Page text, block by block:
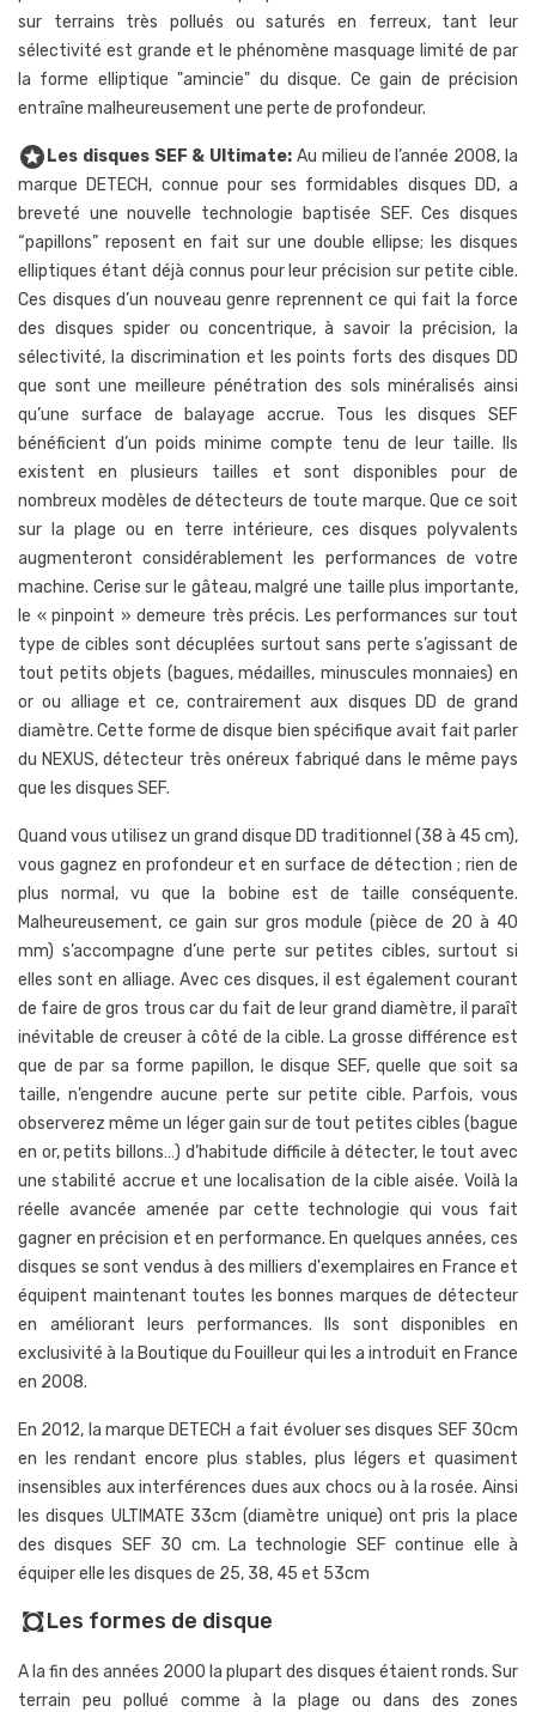
sur terrains très pollués ou saturés en ferreux, tant leur
sélectivité est grande et le phénomène masquage limité de par
la forme elliptique "amincie" du disque. Ce gain de précision
entraîne malheureusement une perte de profondeur.
stars Les disques SEF & Ultimate: Au milieu de l’année 2008, la
marque DETECH, connue pour ses formidables disques DD, a
breveté une nouvelle technologie baptisée SEF. Ces disques
“papillons” reposent en fait sur une double ellipse; les disques
elliptiques étant déjà connus pour leur précision sur petite cible.
Ces disques d’un nouveau genre reprennent ce qui fait la force
des disques spider ou concentrique, à savoir la précision, la
sélectivité, la discrimination et les points forts des disques DD
que sont une meilleure pénétration des sols minéralisés ainsi
qu’une surface de balayage accrue. Tous les disques SEF
bénéficient d’un poids minime compte tenu de leur taille. Ils
existent en plusieurs tailles et sont disponibles pour de
nombreux modèles de détecteurs de toute marque. Que ce soit
sur la plage ou en terre intérieure, ces disques polyvalents
augmenteront considérablement les performances de votre
machine. Cerise sur le gâteau, malgré une taille plus importante,
le « pinpoint » demeure très précis. Les performances sur tout
type de cibles sont décuplées surtout sans perte s’agissant de
tout petits objets (bagues, médailles, minuscules monnaies) en
or ou alliage et ce, contrairement aux disques DD de grand
diamètre. Cette forme de disque bien spécifique avait fait parler
du NEXUS, détecteur très onéreux fabriqué dans le même pays
que les disques SEF.
Quand vous utilisez un grand disque DD traditionnel (38 à 45 cm),
vous gagnez en profondeur et en surface de détection ; rien de
plus normal, vu que la bobine est de taille conséquente.
Malheureusement, ce gain sur gros module (pièce de 20 à 40
mm) s’accompagne d’une perte sur petites cibles, surtout si
elles sont en alliage. Avec ces disques, il est également courant
de faire de gros trous car du fait de leur grand diamètre, il paraît
inévitable de creuser à côté de la cible. La grosse différence est
que de par sa forme papillon, le disque SEF, quelle que soit sa
taille, n’engendre aucune perte sur petite cible. Parfois, vous
observerez même un léger gain sur de tout petites cibles (bague
en or, petits billons…) d’habitude difficile à détecter, le tout avec
une stabilité accrue et une localisation de la cible aisée. Voilà la
réelle avancée amenée par cette technologie qui vous fait
gagner en précision et en performance. En quelques années, ces
disques se sont vendus à des milliers d'exemplaires en France et
équipent maintenant toutes les bonnes marques de détecteur
en améliorant leurs performances. Ils sont disponibles en
exclusivité à la Boutique du Fouilleur qui les a introduit en France
en 2008.
En 2012, la marque DETECH a fait évoluer ses disques SEF 30cm
en les rendant encore plus stables, plus légers et quasiment
insensibles aux interférences dues aux chocs ou à la rosée. Ainsi
les disques ULTIMATE 33cm (diamètre unique) ont pris la place
des disques SEF 30 cm. La technologie SEF continue elle à
équiper elle les disques de 25, 38, 45 et 53cm
all_outLes formes de disque
A la fin des années 2000 la plupart des disques étaient ronds. Sur
terrain peu pollué comme à la plage ou dans des zones